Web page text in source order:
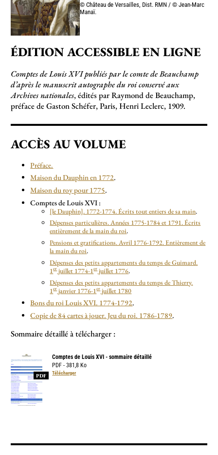
© Château de Versailles, Dist. RMN / © Jean-Marc
Manaï.
ÉDITION ACCESSIBLE EN LIGNE
Comptes de Louis XVI publiés par le comte de Beauchamp
d’après le manuscrit autographe du roi conservé aux
Archives nationales, édités par Raymond de Beauchamp,
préface de Gaston Schéfer, Paris, Henri Leclerc, 1909.
ACCÈS AU VOLUME
Préface.
Maison du Dauphin en 1772.
Maison du roy pour 1775.
Comptes de Louis XVI :
[le Dauphin]. 1772-1774. Écrits tout entiers de sa main.
Dépenses particulières. Années 1775-1784 et 1791. Écrits
entièrement de la main du roi.
Pensions et gratifications. Avril 1776-1792. Entièrement de
la main du roi.
Dépenses des petits appartements du temps de Guimard.
1erjuillet 1774-1erjuillet 1776.
Dépenses des petits appartements du temps de Thierry.
1erjanvier 1776-1erjuillet 1780
Bons du roi Louis XVI. 1774-1792.
Copie de 84 cartes à jouer. Jeu du roi. 1786-1789.
Sommaire détaillé à télécharger :
PDF
Comptes de Louis XVI - sommaire détaillé
PDF - 381,8 Ko
Télécharger